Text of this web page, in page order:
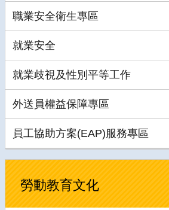
職業安全衛生專區
就業安全
就業歧視及性別平等工作
外送員權益保障專區
員工協助方案(EAP)服務專區
勞動教育文化